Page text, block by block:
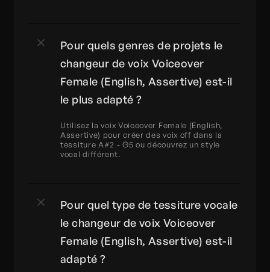
Pour quels genres de projets le
changeur de voix Voiceover
Female (English, Assertive) est-il
le plus adapté ?
Utilisez la voix Voiceover Female (English,
Assertive) pour créer des voix off dans la
tessiture A#2 - G5 ou découvrez un style
vocal différent.
Pour quel type de tessiture vocale
le changeur de voix Voiceover
Female (English, Assertive) est-il
adapté ?